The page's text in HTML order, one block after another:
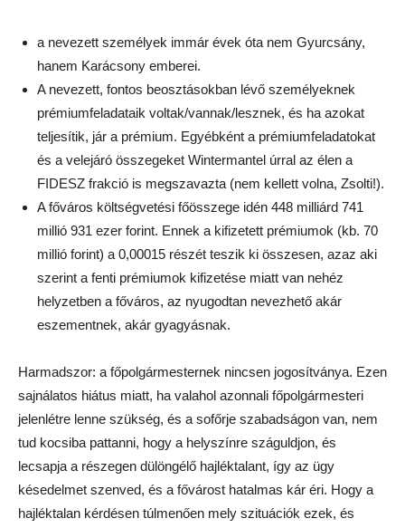
a nevezett személyek immár évek óta nem Gyurcsány,
hanem Karácsony emberei.
A nevezett, fontos beosztásokban lévő személyeknek
prémiumfeladataik voltak/vannak/lesznek, és ha azokat
teljesítik, jár a prémium. Egyébként a prémiumfeladatokat
és a velejáró összegeket Wintermantel úrral az élen a
FIDESZ frakció is megszavazta (nem kellett volna, Zsolti!).
A főváros költségvetési főösszege idén 448 milliárd 741
millió 931 ezer forint. Ennek a kifizetett prémiumok (kb. 70
millió forint) a 0,00015 részét teszik ki összesen, azaz aki
szerint a fenti prémiumok kifizetése miatt van nehéz
helyzetben a főváros, az nyugodtan nevezhető akár
eszementnek, akár gyagyásnak.
Harmadszor: a főpolgármesternek nincsen jogosítványa. Ezen
sajnálatos hiátus miatt, ha valahol azonnali főpolgármesteri
jelenlétre lenne szükség, és a sofőrje szabadságon van, nem
tud kocsiba pattanni, hogy a helyszínre száguldjon, és
lecsapja a részegen dülöngélő hajléktalant, így az ügy
késedelmet szenved, és a fővárost hatalmas kár éri. Hogy a
hajléktalan kérdésen túlmenően mely szituációk ezek, és